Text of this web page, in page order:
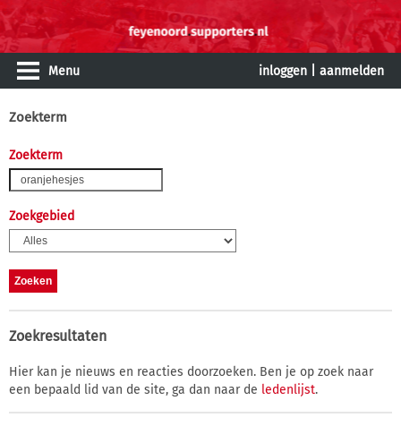
Menu inloggen aanmelden
Zoekterm
Zoekterm
Zoekgebied
Zoekresultaten
Hier kan je nieuws en reacties doorzoeken. Ben je op zoek naar
een bepaald lid van de site, ga dan naar de ledenlijst.